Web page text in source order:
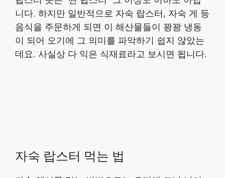
니다. 하지만 일반적으로 자숙 랍스터, 자숙 게 등
음식을 주문하게 되면 이 해산물들이 꽝꽝 냉동
이 되어 오기에 그 의미를 파악하기 쉽지 않았는
데요. 사실상 다 익은 식재료라고 보시면 됩니다.
자숙 랍스터 먹는 법